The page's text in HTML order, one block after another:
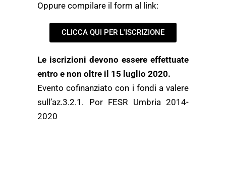
Oppure compilare il form al link:
CLICCA QUI PER L'ISCRIZIONE
Le iscrizioni devono essere effettuate
entro e non oltre il 15 luglio 2020.
Evento cofinanziato con i fondi a valere
sull’az.3.2.1. Por FESR Umbria 2014-
2020